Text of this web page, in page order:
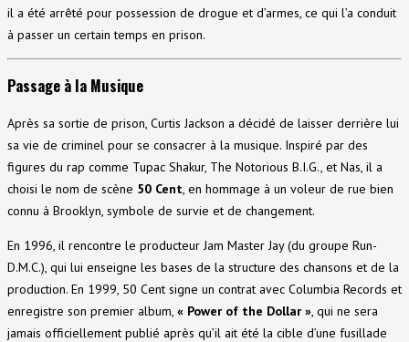
il a été arrêté pour possession de drogue et d’armes, ce qui l’a conduit
à passer un certain temps en prison.
Passage à la Musique
Après sa sortie de prison, Curtis Jackson a décidé de laisser derrière lui
sa vie de criminel pour se consacrer à la musique. Inspiré par des
figures du rap comme Tupac Shakur, The Notorious B.I.G., et Nas, il a
choisi le nom de scène 50 Cent, en hommage à un voleur de rue bien
connu à Brooklyn, symbole de survie et de changement.
En 1996, il rencontre le producteur Jam Master Jay (du groupe Run-
D.M.C.), qui lui enseigne les bases de la structure des chansons et de la
production. En 1999, 50 Cent signe un contrat avec Columbia Records et
enregistre son premier album, « Power of the Dollar », qui ne sera
jamais officiellement publié après qu’il ait été la cible d’une fusillade